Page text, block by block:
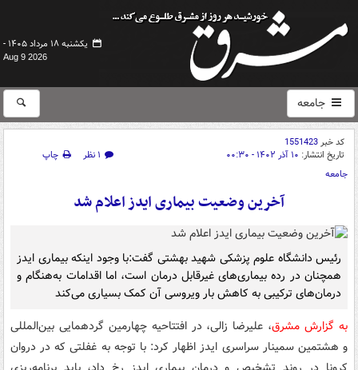
یکشنبه ۱۸ مرداد ۱۴۰۵ -
Aug 9 2026
جامعه
کد خبر1551423
تاریخ انتشار: ۱۰ آذر ۱۴۰۲ - ۰۰:۳۰ ۱ نظر
چاپ
جامعه
آخرین وضعیت بیماری ایدز اعلام شد
رئیس دانشگاه علوم پزشکی شهید بهشتی گفت:با وجود اینکه بیماری ایدز
همچنان در رده بیماری‌های غیرقابل درمان است، اما اقدامات به‌هنگام و
درمان‌های ترکیبی به کاهش بار ویروسی آن کمک بسیاری می‌کند
به گزارش مشرق، علیرضا زالی، در افتتاحیه چهارمین گردهمایی بین‌المللی
و هشتمین سمینار سراسری ایدز اظهار کرد: با توجه به غفلتی که در دروان